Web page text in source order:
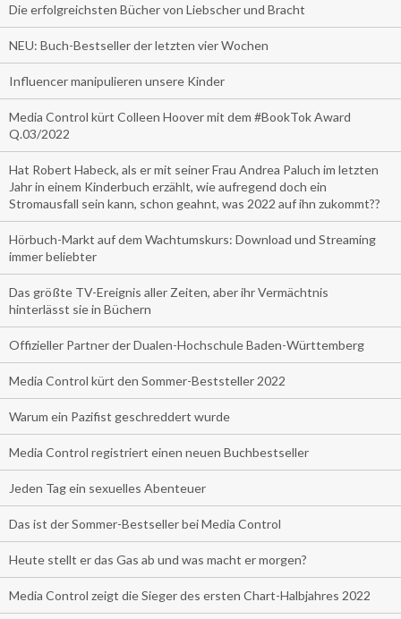
Die erfolgreichsten Bücher von Liebscher und Bracht
NEU: Buch-Bestseller der letzten vier Wochen
Influencer manipulieren unsere Kinder
Media Control kürt Colleen Hoover mit dem #BookTok Award
Q.03/2022
Hat Robert Habeck, als er mit seiner Frau Andrea Paluch im letzten
Jahr in einem Kinderbuch erzählt, wie aufregend doch ein
Stromausfall sein kann, schon geahnt, was 2022 auf ihn zukommt??
Hörbuch-Markt auf dem Wachtumskurs: Download und Streaming
immer beliebter
Das größte TV-Ereignis aller Zeiten, aber ihr Vermächtnis
hinterlässt sie in Büchern
Offizieller Partner der Dualen-Hochschule Baden-Württemberg
Media Control kürt den Sommer-Beststeller 2022
Warum ein Pazifist geschreddert wurde
Media Control registriert einen neuen Buchbestseller
Jeden Tag ein sexuelles Abenteuer
Das ist der Sommer-Bestseller bei Media Control
Heute stellt er das Gas ab und was macht er morgen?
Media Control zeigt die Sieger des ersten Chart-Halbjahres 2022